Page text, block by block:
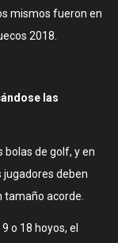
mismos fueron en
2018.
las
bolas de golf, y en
jugadores deben
tamaño acorde.
o 18 hoyos, el